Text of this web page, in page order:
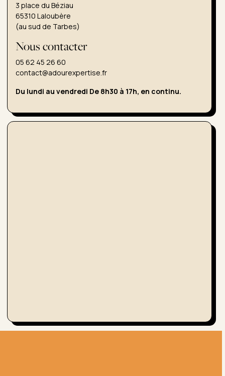
3 place du Béziau
65310 Laloubère
(au sud de Tarbes)
Nous contacter
05 62 45 26 60
contact@adourexpertise.fr
Du lundi au vendredi De 8h30 à 17h, en continu.